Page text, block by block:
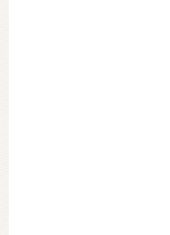
グッズ
ミュー
おたの